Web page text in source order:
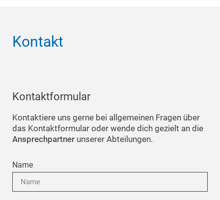
Kontakt
Kontaktformular
Kontaktiere uns gerne bei allgemeinen Fragen über
das Kontaktformular oder wende dich gezielt an die
Ansprechpartner unserer Abteilungen.
Name